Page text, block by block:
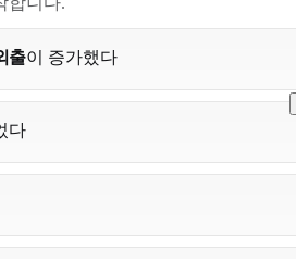
출이 증가했다
다